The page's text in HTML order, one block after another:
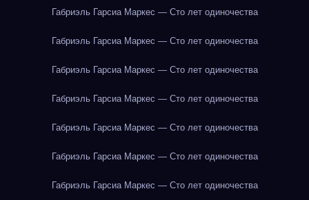
Габриэль Гарсиа Маркес — Сто лет одиночества
Габриэль Гарсиа Маркес — Сто лет одиночества
Габриэль Гарсиа Маркес — Сто лет одиночества
Габриэль Гарсиа Маркес — Сто лет одиночества
Габриэль Гарсиа Маркес — Сто лет одиночества
Габриэль Гарсиа Маркес — Сто лет одиночества
Габриэль Гарсиа Маркес — Сто лет одиночества